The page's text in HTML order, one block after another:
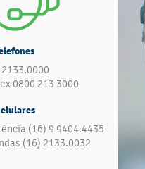
0800 213 3000
(16) 9 9404.4435
(16) 2133.0032